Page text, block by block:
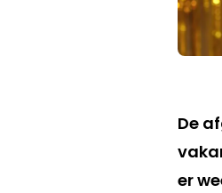
De
er